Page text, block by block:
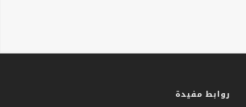
روابط مفيدة